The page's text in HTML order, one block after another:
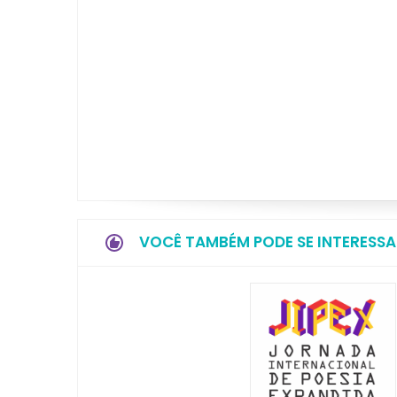
VOCÊ TAMBÉM PODE SE